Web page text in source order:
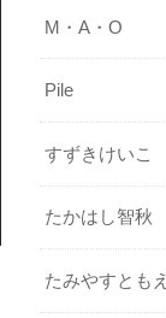
M・A・O
Pile
すずきけいこ
たかはし智秋
たみやすともえ